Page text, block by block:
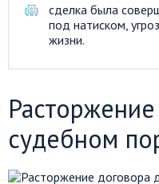
сделка была
под натиском,
жизни.
судебном